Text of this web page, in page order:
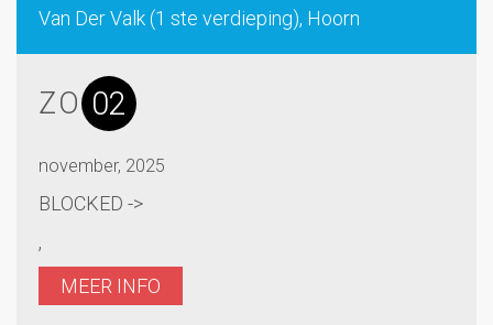
Van Der Valk (1 ste verdieping), Hoorn
ZO 02
november, 2025
BLOCKED ->
,
MEER INFO